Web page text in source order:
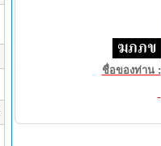
ชื่อของท่าน :